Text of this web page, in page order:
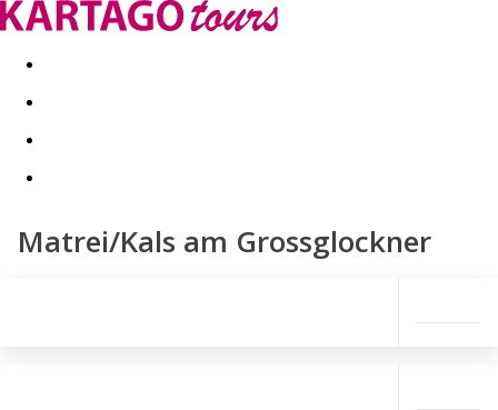
Kapcsolat Nyár 2026 Last Minute
Matrei/Kals am Grossglockner